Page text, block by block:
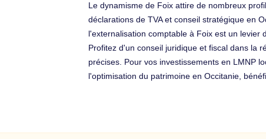
Le dynamisme de Foix attire de nombreux
déclarations de TVA et conseil stratégique en
l'externalisation comptable à Foix est un levier
Profitez d'un conseil juridique et fiscal dans la
précises. Pour vos investissements en LMNP
l'optimisation du patrimoine en Occitanie,